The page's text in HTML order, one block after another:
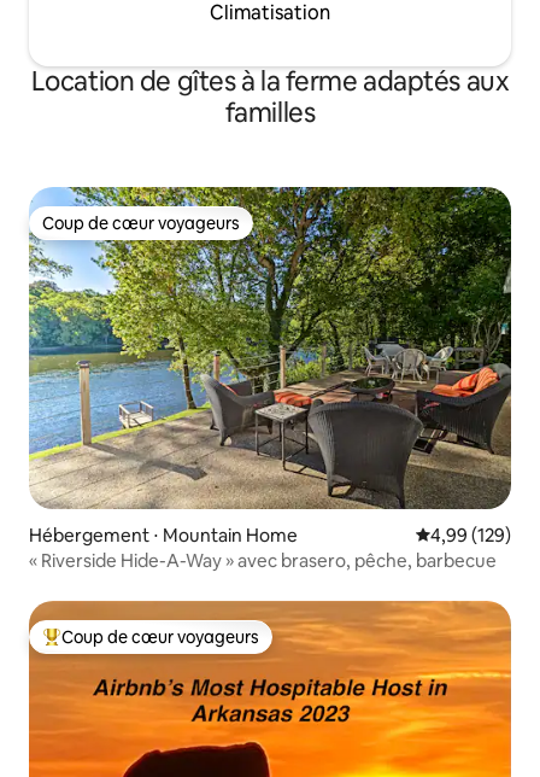
Climatisation
Location de gîtes à la ferme adaptés aux
familles
Coup de cœur voyageurs
Coup de cœur voyageurs
Hébergement ⋅ Mountain Home Évaluation
4,99 (129)
« Riverside Hide-A-Way » avec brasero, pêche, barbecue
Coups de cœur voyageurs les plus appréciés
Coup de cœur voyageurs